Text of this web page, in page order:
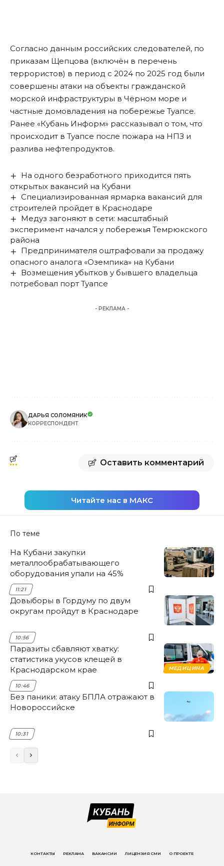
Согласно данным российских следователей, по
приказам Щепцова (включён в перечень
террористов) в период с 2024 по 2025 год были
совершены атаки на объекты гражданской
морской инфраструктуры в Чёрном море и
частные домовладения на побережье Туапсе.
Ранее «Кубань Информ» рассказывал о том, что
происходит в Туапсе после пожара на НПЗ и
разлива нефтепродуктов.
На одного безработного приходится пять
открытых вакансий на Кубани
Специализированная ярмарка вакансий для
строителей пройдет в Краснодаре
Медуз загоняют в сети: масштабный
эксперимент начался у побережья Темрюкского
района
Предпринимателя оштрафовали за продажу
опасного аналога «Оземпика» на Кубани
Возмещения убытков у бывшего владельца
потребовал порт Туапсе
- РЕКЛАМА -
ДАРЬЯ СОЛОМЯНИК
КОРРЕСПОНДЕНТ
Оставить комментарий
Читайте нас в МАКС
По теме
На Кубани закупки
металлообрабатывающего
оборудования упали на 45%
11:21
Довыборы в Гордуму по двум
округам пройдут в Краснодаре
10:56
МЕДИЦИНА
Паразиты сбавляют хватку:
статистика укусов клещей в
Краснодарском крае
10:46
Без паники: атаку БПЛА отражают в
Новороссийске
10:31
КОНТАКТЫ РЕКЛАМА ВАКАНСИИ ЛИЦЕНЗИЯ СМИ О ПРОЕКТЕ